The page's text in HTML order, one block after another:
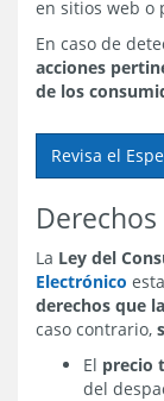
en sitios web o
En caso de
acciones
de los
Revisa el
Derechos
La Ley del
Electrónico
derechos que
caso contrario,
El precio
del